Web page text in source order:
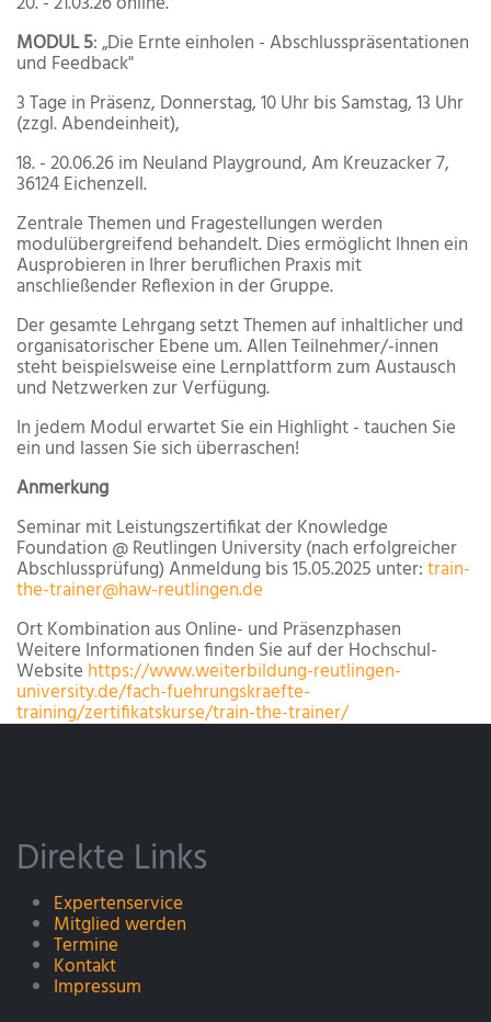
MODUL 5: „Die Ernte einholen - Abschlusspräsentationen
und Feedback"
3 Tage in Präsenz, Donnerstag, 10 Uhr bis Samstag, 13 Uhr
(zzgl. Abendeinheit),
18. - 20.06.26 im Neuland Playground, Am Kreuzacker 7,
36124 Eichenzell.
Zentrale Themen und Fragestellungen werden
modulübergreifend behandelt. Dies ermöglicht Ihnen ein
Ausprobieren in Ihrer beruflichen Praxis mit
anschließender Reflexion in der Gruppe.
Der gesamte Lehrgang setzt Themen auf inhaltlicher und
organisatorischer Ebene um. Allen Teilnehmer/-innen
steht beispielsweise eine Lernplattform zum Austausch
und Netzwerken zur Verfügung.
In jedem Modul erwartet Sie ein Highlight - tauchen Sie
ein und lassen Sie sich überraschen!
Anmerkung
Seminar mit Leistungszertifikat der Knowledge
Foundation @ Reutlingen University (nach erfolgreicher
Abschlussprüfung) Anmeldung bis 15.05.2025 unter:train-
the-trainer@haw-reutlingen.de
OrtKombination aus Online- und Präsenzphasen
Weitere Informationen finden Sie auf der Hochschul-
Website https://www.weiterbildung-reutlingen-
university.de/fach-fuehrungskraefte-
training/zertifikatskurse/train-the-trainer/
Direkte Links
Expertenservice
Mitglied werden
Termine
Kontakt
Impressum